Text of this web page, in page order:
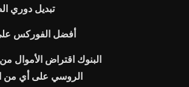
تبديل دوري
أفضل الفوركس على
البنوك اقتراض الأموال
الروسي على أي من